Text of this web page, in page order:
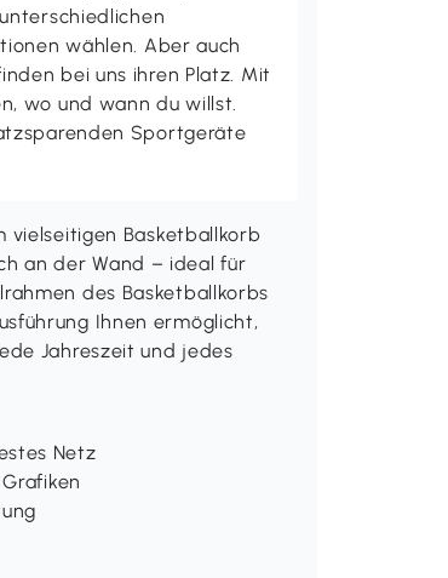
wählen. Aber auch
bei uns ihren Platz. Mit
wo und wann du willst.
Sportgeräte
vielseitigen Basketballkorb
an der Wand – ideal für
des Basketballkorbs
Ihnen ermöglicht,
Jahreszeit und jedes
Netz